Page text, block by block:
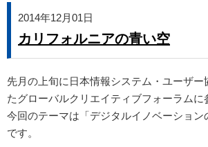
2014年12月01日
カリフォルニアの青い空
先月の上旬に日本情報システム・ユーザー
たグローバルクリエイティブフォーラムに
今回のテーマは「デジタルイノベーション
です。